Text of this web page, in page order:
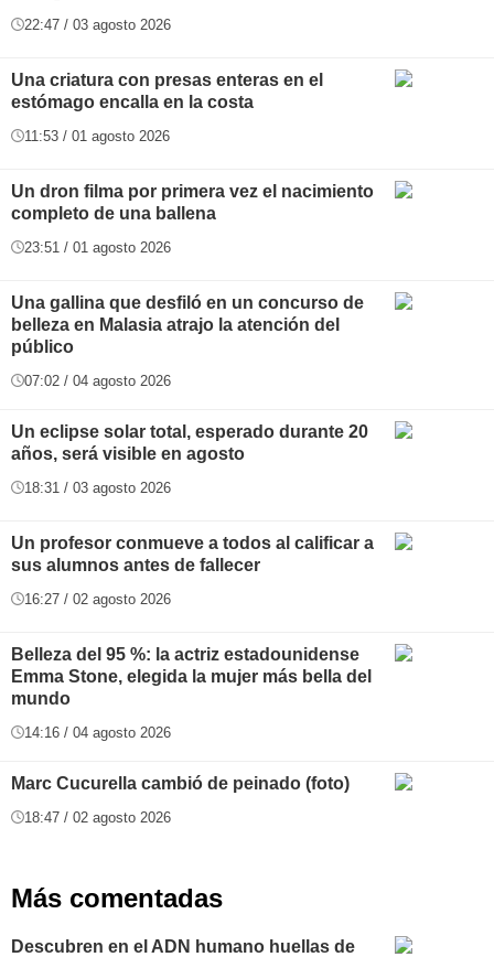
22:47 / 03 agosto 2026
Una criatura con presas enteras en el
estómago encalla en la costa
11:53 / 01 agosto 2026
Un dron filma por primera vez el nacimiento
completo de una ballena
23:51 / 01 agosto 2026
Una gallina que desfiló en un concurso de
belleza en Malasia atrajo la atención del
público
07:02 / 04 agosto 2026
Un eclipse solar total, esperado durante 20
años, será visible en agosto
18:31 / 03 agosto 2026
Un profesor conmueve a todos al calificar a
sus alumnos antes de fallecer
16:27 / 02 agosto 2026
Belleza del 95 %: la actriz estadounidense
Emma Stone, elegida la mujer más bella del
mundo
14:16 / 04 agosto 2026
Marc Cucurella cambió de peinado (foto)
18:47 / 02 agosto 2026
Más comentadas
Descubren en el ADN humano huellas de